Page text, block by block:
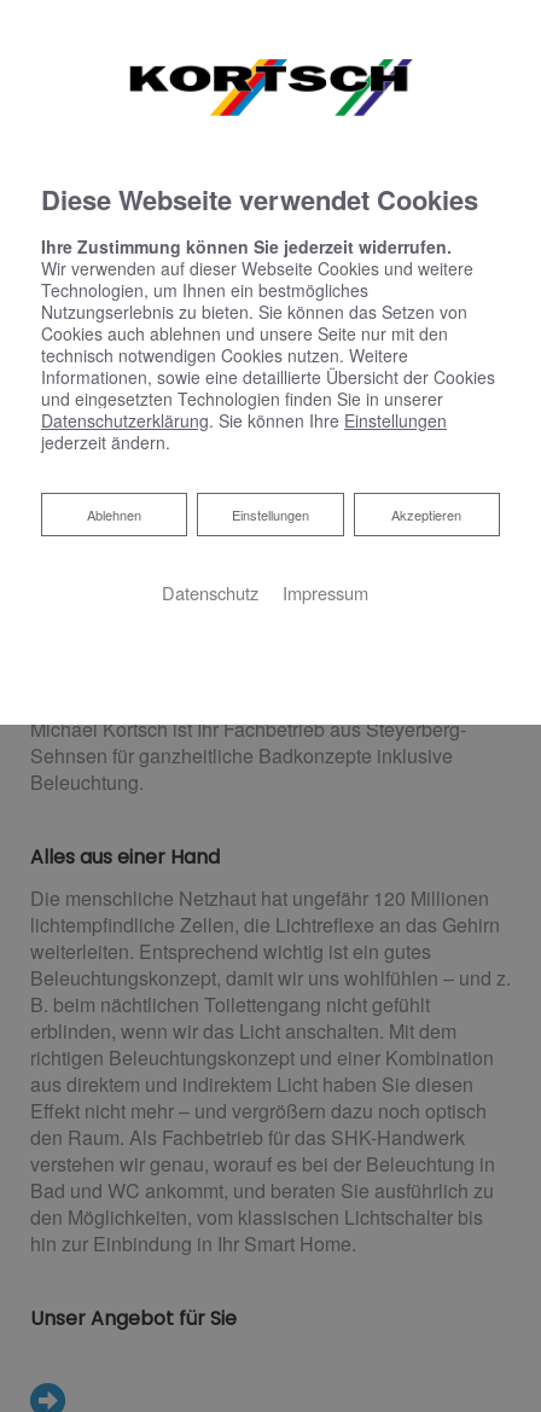
und Co.
Steyerberg-Sehnsen
Michael Kortsch ist Ihr Fachbetrieb aus Steyerberg-
Sehnsen für ganzheitliche Badkonzepte inklusive
Beleuchtung.
Alles aus einer Hand
Die menschliche Netzhaut hat ungefähr 120 Millionen
lichtempfindliche Zellen, die Lichtreflexe an das Gehirn
weiterleiten. Entsprechend wichtig ist ein gutes
Beleuchtungskonzept, damit wir uns wohlfühlen – und z.
B. beim nächtlichen Toilettengang nicht gefühlt
erblinden, wenn wir das Licht anschalten. Mit dem
richtigen Beleuchtungskonzept und einer Kombination
aus direktem und indirektem Licht haben Sie diesen
Effekt nicht mehr – und vergrößern dazu noch optisch
den Raum. Als Fachbetrieb für das SHK-Handwerk
verstehen wir genau, worauf es bei der Beleuchtung in
Bad und WC ankommt, und beraten Sie ausführlich zu
den Möglichkeiten, vom klassischen Lichtschalter bis
hin zur Einbindung in Ihr Smart Home.
Unser Angebot für Sie
Diese Webseite verwendet Cookies
Ihre Zustimmung können Sie jederzeit widerrufen.
Wir verwenden auf dieser Webseite Cookies und weitere
Technologien, um Ihnen ein bestmögliches
Nutzungserlebnis zu bieten. Sie können das Setzen von
Cookies auch ablehnen und unsere Seite nur mit den
technisch notwendigen Cookies nutzen. Weitere
Informationen, sowie eine detaillierte Übersicht der Cookies
und eingesetzten Technologien finden Sie in unserer
Datenschutzerklärung. Sie können Ihre Einstellungen
jederzeit ändern.
Akzeptieren
Einstellungen
Ablehnen
Ablehnen
Datenschutz Impressum